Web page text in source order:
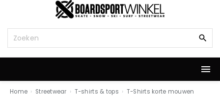
r
e
k
a
Home › Streetwear › T-shirts & tops › T-Shirts korte mouwen